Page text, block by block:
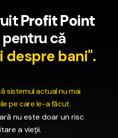
uitProfitPoint
pentru că
i despre bani".
ăsistemul actual numai
ile pecarele-afăcut.
nu este doar un risc
a vieții.